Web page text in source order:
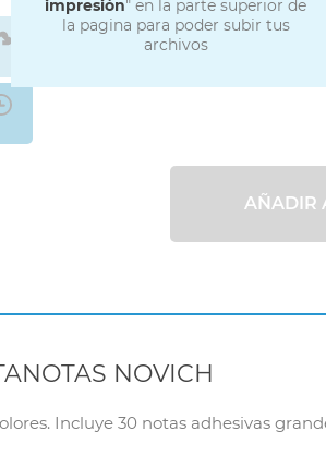
impresión" en la parte superior de
la pagina para poder subir tus
archivos
AÑADIR
NOVICH
Incluye 30 notas adhesivas